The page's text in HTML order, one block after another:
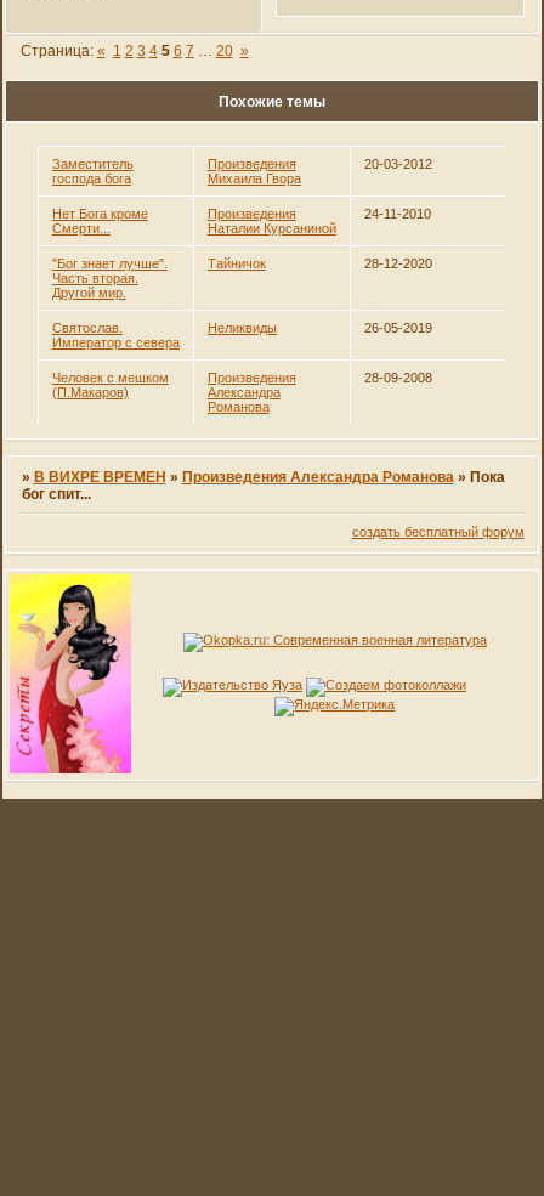
Страница: « 1 2 3 4 5 6 7 20 »
Похожие темы
Заместитель
господа бога
Произведения
Михаила Гвора
20-03-2012
Нет Бога кроме
Смерти...
Произведения
Наталии Курсаниной
24-11-2010
"Бог знает лучше".
Часть вторая.
Другой мир.
Тайничок 28-12-2020
Святослав.
Император с севера
Неликвиды 26-05-2019
Человек с мешком
(П.Макаров)
Произведения
Александра
Романова
28-09-2008
» В ВИХРЕ ВРЕМЕН » Произведения Александра Романова » Пока
бог спит...
создать бесплатный форум